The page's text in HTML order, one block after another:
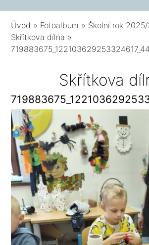
Úvod » Fotoalbum » Školní rok
Skřítkova dílna »
Skřítkova